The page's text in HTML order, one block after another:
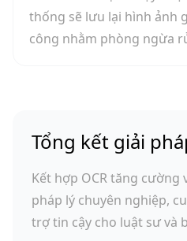
thống sẽ lưu lại hình ảnh
công nhằm phòng ngừa
Tổng kết giải
Kết hợp OCR tăng
pháp lý chuyên nghiệp,
trợ tin cậy cho luật sư và